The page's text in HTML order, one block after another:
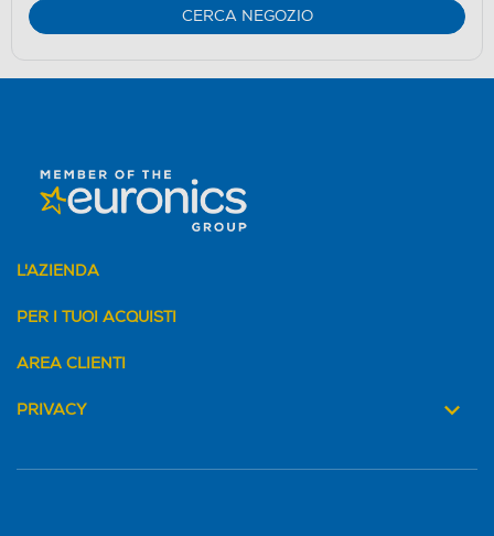
CERCA NEGOZIO
L'AZIENDA
PER I TUOI ACQUISTI
AREA CLIENTI
PRIVACY